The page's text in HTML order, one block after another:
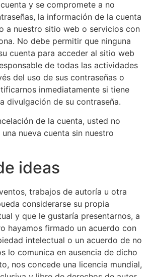
y se compromete a no
la información de la cuenta
a nuestro sitio web o servicios con
No debe permitir que ninguna
cuenta para acceder al sitio web
de todas las actividades
del uso de sus contraseñas o
inmediatamente si tiene
divulgación de su contraseña.
de la cuenta, usted no
nueva cuenta sin nuestro
ideas
trabajos de autoría u otra
considerarse su propia
y que le gustaría presentarnos, a
hayamos firmado un acuerdo con
intelectual o un acuerdo de no
lo comunica en ausencia de dicho
nos concede una licencia mundial,